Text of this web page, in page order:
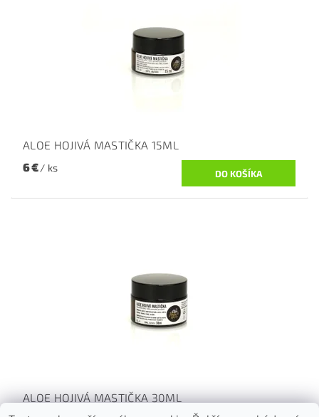
ALOE HOJIVÁ MASTIČKA 15ML
6 €/ ks
ALOE HOJIVÁ MASTIČKA 30ML